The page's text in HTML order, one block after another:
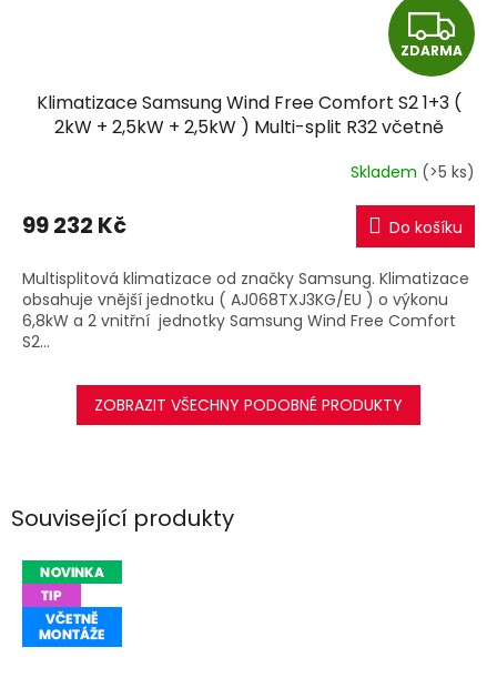
Související produkty
Z
D
A
R
M
A
ZDARMA
Klimatizace Samsung Wind Free Comfort S2 1+3 (
2kW + 2,5kW + 2,5kW ) Multi-split R32 včetně
Skladem (>5 ks)
99 232 Kč Do košíku
Multisplitová klimatizace od značky Samsung. Klimatizace
obsahuje vnější jednotku ( AJ068TXJ3KG/EU ) o výkonu
6,8kW a 2 vnitřní jednotky Samsung Wind Free Comfort
S2...
ZOBRAZIT VŠECHNY PODOBNÉ PRODUKTY